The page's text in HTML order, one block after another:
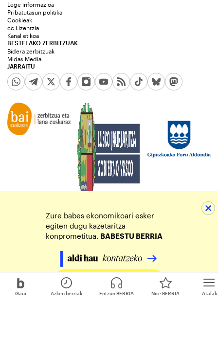
Gaur Atalak
Azken berriak Entzun BERRIA Nire BERRIA
JARRAITU
Lege informazioa
Pribatutasun politika
Cookieak
cc Lizentzia
Kanal etikoa
BESTELAKO ZERBITZUAK
Bidera zerbitzuak
Midas Media
Zure babes ekonomikoari esker
egiten dugu kazetaritza
konprometitua. BABESTU BERRIA
Egin zure ekarpena